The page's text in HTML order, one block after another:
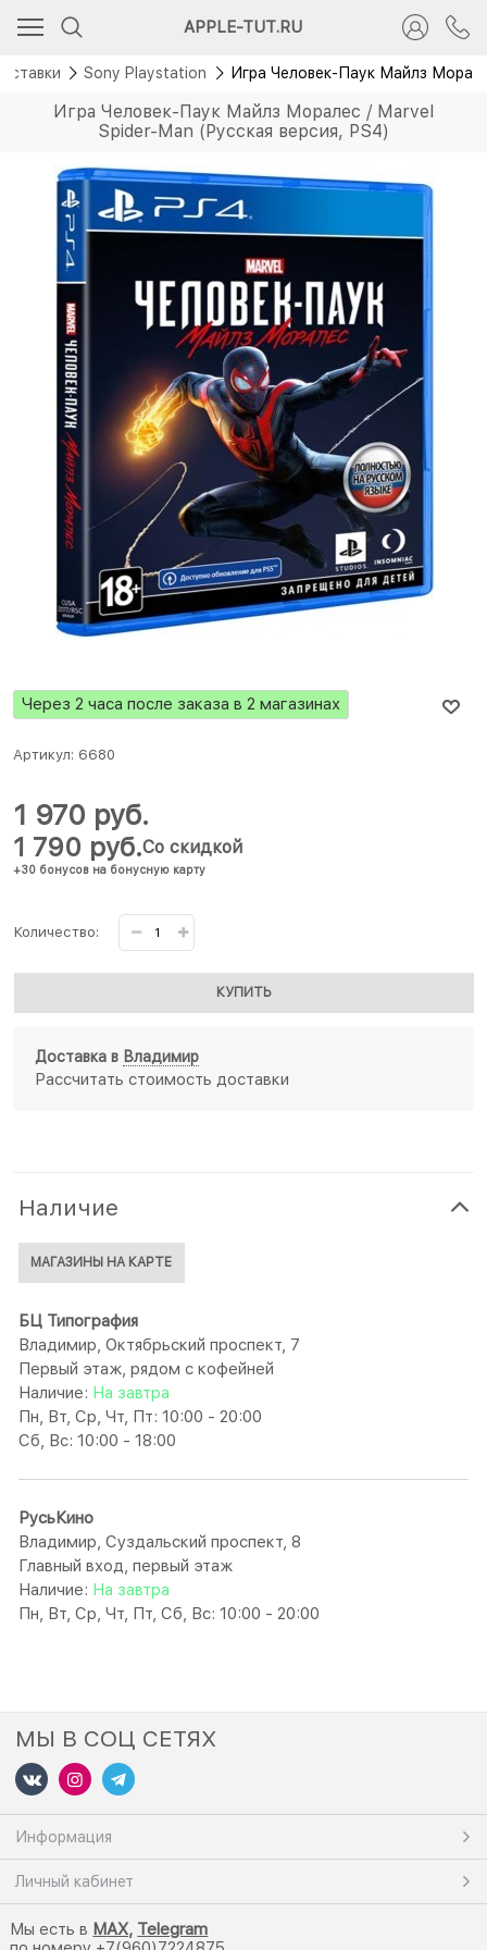
APPLE-TUT.RU
Sony Playstation Игра Человек-Паук Майлз
Игра Человек-Паук Майлз Моралес / Marvel
Spider-Man (Русская версия, PS4)
Через 2 часа после заказа в 2 магазинах
Артикул: 6680
1 790 руб.
+30 бонусов на бонусную карту
Со скидкой
1 970 руб.
Количество:
КУПИТЬ
Доставка в Владимир
Рассчитать стоимость доставки
Наличие
МАГАЗИНЫ НА КАРТЕ
БЦ Типография
Владимир, Октябрьский проспект, 7
Первый этаж, рядом с кофейней
Наличие: На завтра
Пн, Вт, Ср, Чт, Пт: 10:00 - 20:00
Сб, Вс: 10:00 - 18:00
РусьКино
Владимир, Суздальский проспект, 8
Главный вход, первый этаж
Наличие: На завтра
Пн, Вт, Ср, Чт, Пт, Сб, Вс: 10:00 - 20:00
МЫ В СОЦ СЕТЯХ
Информация
Личный кабинет
Мы есть в MAX, Telegram